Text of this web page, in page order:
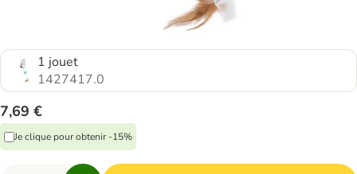
1 jouet
1427417.0
7,69 €
Je clique pour obtenir -15%